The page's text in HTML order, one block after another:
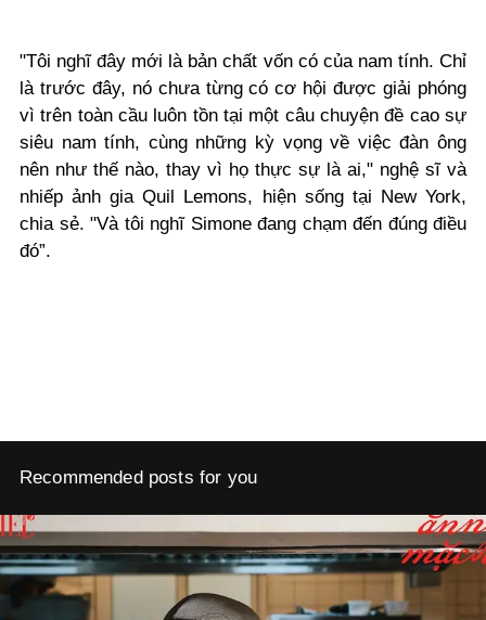
"Tôi nghĩ đây mới là bản chất vốn có của nam tính. Chỉ
là trước đây, nó chưa từng có cơ hội được giải phóng
vì trên toàn cầu luôn tồn tại một câu chuyện đề cao sự
siêu nam tính, cùng những kỳ vọng về việc đàn ông
nên như thế nào, thay vì họ thực sự là ai," nghệ sĩ và
nhiếp ảnh gia Quil Lemons, hiện sống tại New York,
chia sẻ. "Và tôi nghĩ Simone đang chạm đến đúng điều
đó”.
Recommended posts for you